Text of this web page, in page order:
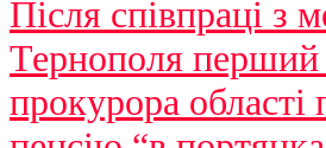
Після співпраці з
Тернополя перший
прокурора області